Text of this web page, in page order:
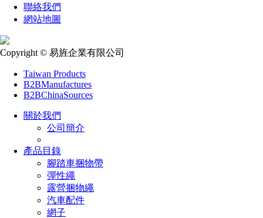
聯絡我們
網站地圖
Copyright © 易旌企業有限公司
Taiwan Products
B2BManufactures
B2BChinaSources
關於我們
公司簡介
產品目錄
腳踏車捆物帶
彈性繩
露營捆物繩
汽車配件
網子